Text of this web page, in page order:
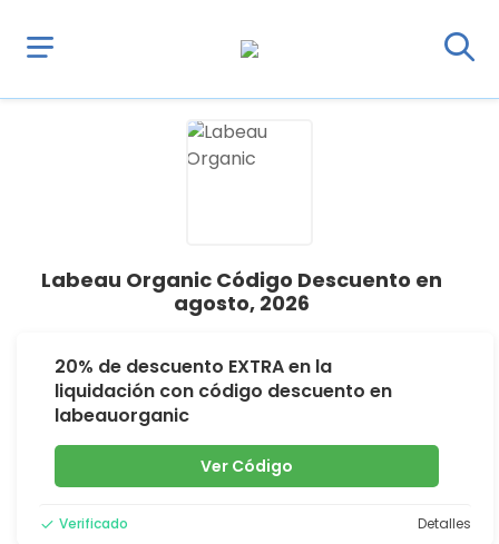
Labeau Organic Código Descuento en
agosto, 2026
20% de descuento EXTRA en la
liquidación con código descuento en
labeauorganic
Ver Código
Verificado Detalles